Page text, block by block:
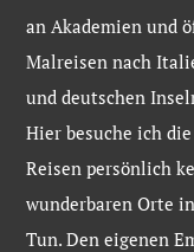
an Akademien und
Malreisen nach
und deutschen
Hier besuche ich
Reisen persönlich
wunderbaren Orte
Tun. Den eigenen